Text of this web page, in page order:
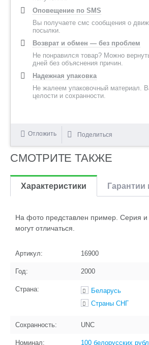
Оповещение по SMS
Вы получаете смс сообщения о
посылки.
Возврат и обмен — без проблем
Не понравился товар? Можно
дней без объяснения причин.
Надежная упаковка
Не жалеем упаковочный материал.
целости и сохранности.
Отложить Поделиться
СМОТРИТЕ ТАКЖЕ
Характеристики Гарантии
На фото представлен пример. Серия
могут отличаться.
Артикул: 16900
Год: 2000
Страна:
Беларусь
Страны СНГ
Сохранность: UNC
Номинал: 100 белорусских